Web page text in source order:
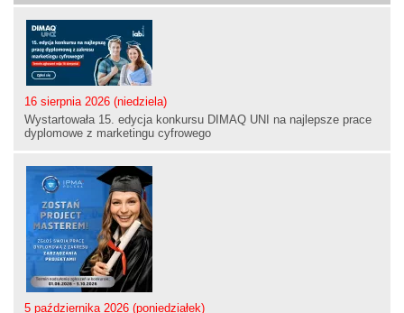
16 sierpnia 2026 (niedziela)
Wystartowała 15. edycja konkursu DIMAQ UNI na najlepsze prace
dyplomowe z marketingu cyfrowego
5 października 2026 (poniedziałek)